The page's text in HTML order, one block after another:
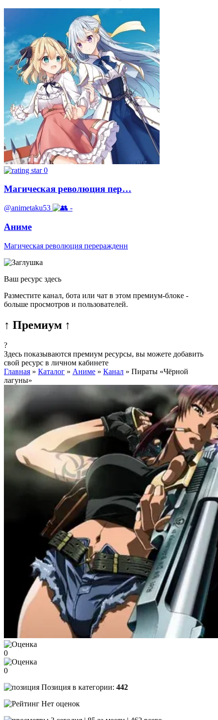
0
Магическая революция пер…
@animetaku53 -
Аниме
Магическая революция переражденн
Ваш ресурс здесь
Разместите канал, бота или чат в этом премиум-блоке -
больше просмотров и пользователей.
↑ Премиум ↑
?
Здесь показываются премиум ресурсы, вы можете добавить
свой ресурс в личном кабинете
Главная » Каталог » Аниме » Канал » Пираты «Чёрной
лагуны»
0
0
Позиция в категории: 442
Нет оценок